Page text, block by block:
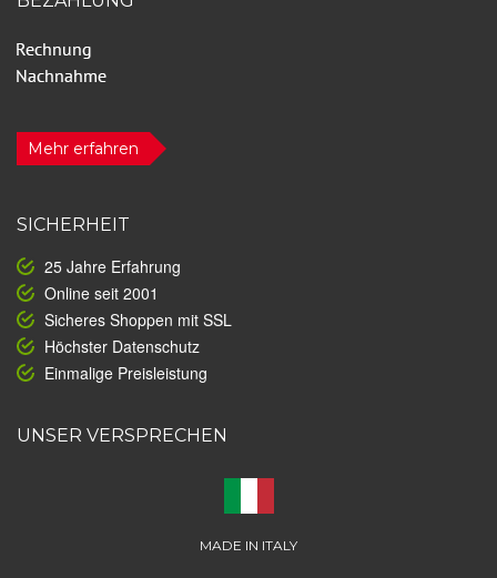
Mehr erfahren
SICHERHEIT
25 Jahre Erfahrung
Online seit 2001
Sicheres Shoppen mit SSL
Höchster Datenschutz
Einmalige Preisleistung
UNSER VERSPRECHEN
MADE IN ITALY